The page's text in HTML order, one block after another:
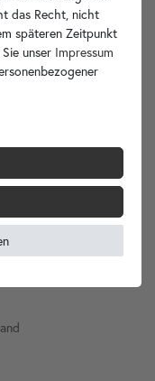
das Recht, nicht
späteren Zeitpunkt
unser Impressum